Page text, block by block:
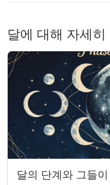
달에 대해 자세히
달의 단계와 그들